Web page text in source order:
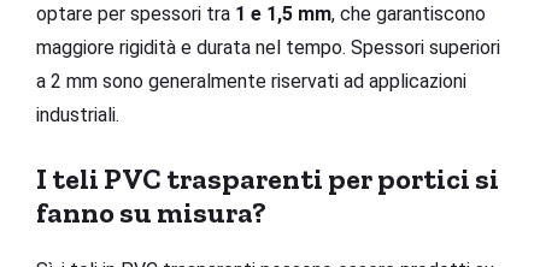
optare per spessori tra 1 e 1,5 mm, che garantiscono
maggiore rigidità e durata nel tempo. Spessori superiori
a 2 mm sono generalmente riservati ad applicazioni
industriali.
I teli PVC trasparenti per portici si
fanno su misura?